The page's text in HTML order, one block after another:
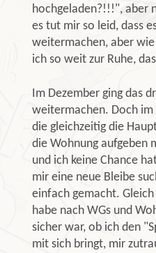
hochgeladen?!!!", aber
es tut mir so leid, dass
weitermachen, aber
ich so weit zur Ruhe,
Im Dezember ging das
weitermachen. Doch
die gleichzeitig die
die Wohnung aufgeben
und ich keine Chance
mir eine neue Bleibe
einfach gemacht.
habe nach WGs und
sicher war, ob ich den
mit sich bringt, mir